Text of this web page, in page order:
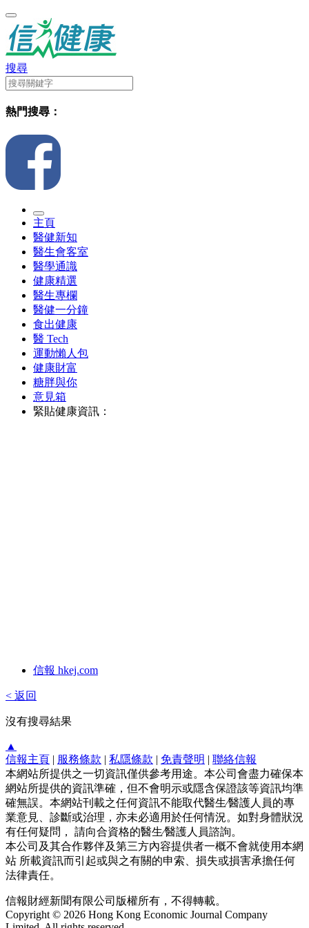
搜尋
熱門搜尋：
主頁
醫健新知
醫生會客室
醫學通識
健康精選
醫生專欄
醫健一分鐘
食出健康
醫 Tech
運動懶人包
健康財富
糖胖與你
意見箱
緊貼健康資訊：
信報 hkej.com
< 返回
沒有搜尋結果
▲
信報主頁 | 服務條款 | 私隱條款 | 免責聲明 | 聯絡信報
本網站所提供之一切資訊僅供參考用途。本公司會盡力確保本
網站所提供的資訊準確，但不會明示或隱含保證該等資訊均準
確無誤。本網站刊載之任何資訊不能取代醫生∕醫護人員的專
業意見、診斷或治理，亦未必適用於任何情況。如對身體狀況
有任何疑問， 請向合資格的醫生∕醫護人員諮詢。
本公司及其合作夥伴及第三方內容提供者一概不會就使用本網
站 所載資訊而引起或與之有關的申索、損失或損害承擔任何
法律責任。
信報財經新聞有限公司版權所有，不得轉載。
Copyright © 2026 Hong Kong Economic Journal Company